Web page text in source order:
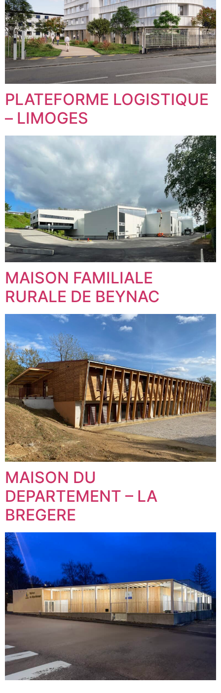
PLATEFORME LOGISTIQUE
– LIMOGES
MAISON FAMILIALE
RURALE DE BEYNAC
MAISON DU
DEPARTEMENT – LA
BREGERE